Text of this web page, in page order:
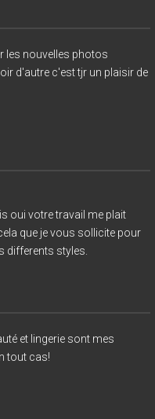
les nouvelles photos
d'autre c'est tjr un plaisir de
oui votre travail me plait
que je vous sollicite pour
differents styles.
et lingerie sont mes
tout cas!